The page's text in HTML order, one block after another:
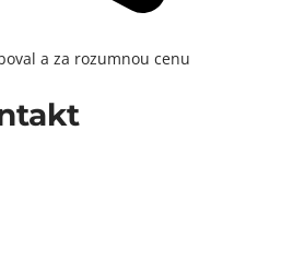
a za rozumnou cenu